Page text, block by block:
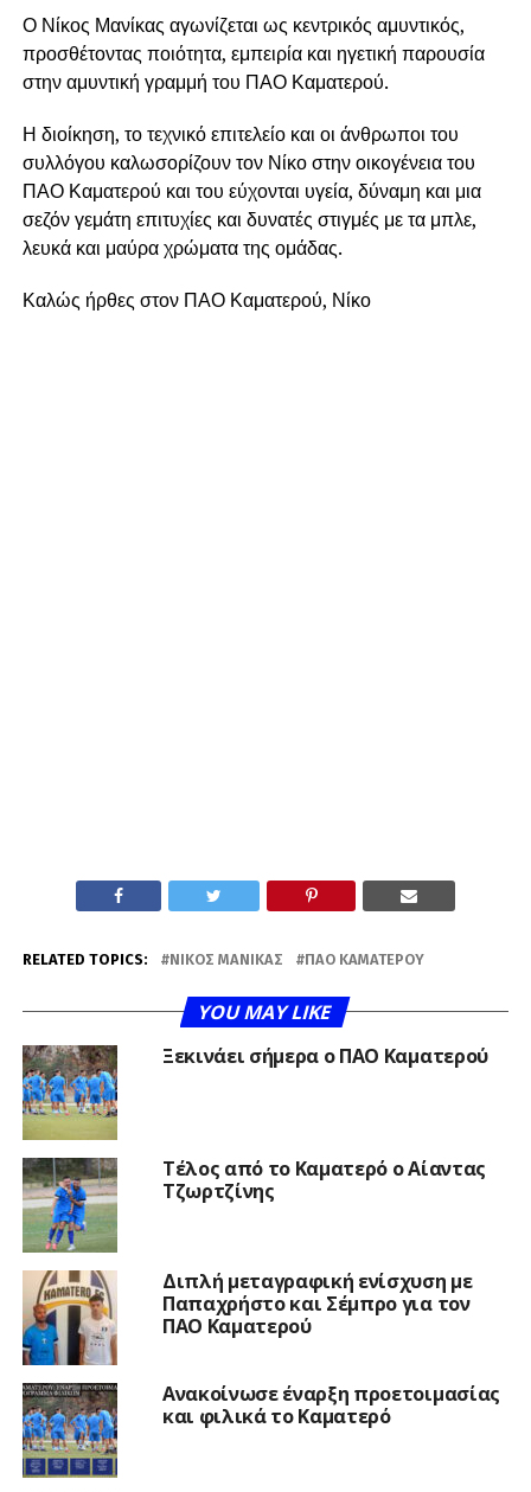
Ο Νίκος Μανίκας αγωνίζεται ως κεντρικός αμυντικός,
προσθέτοντας ποιότητα, εμπειρία και ηγετική παρουσία
στην αμυντική γραμμή του ΠΑΟ Καματερού.
Η διοίκηση, το τεχνικό επιτελείο και οι άνθρωποι του
συλλόγου καλωσορίζουν τον Νίκο στην οικογένεια του
ΠΑΟ Καματερού και του εύχονται υγεία, δύναμη και μια
σεζόν γεμάτη επιτυχίες και δυνατές στιγμές με τα μπλε,
λευκά και μαύρα χρώματα της ομάδας.
Καλώς ήρθες στον ΠΑΟ Καματερού, Νίκο
RELATED TOPICS: ΝΊΚΟΣ ΜΑΝΊΚΑΣ ΠΑΟ ΚΑΜΑΤΕΡΟΎ
YOU MAY LIKE
Ξεκινάει σήμερα ο ΠΑΟ Καματερού
Τέλος από το Καματερό ο Αίαντας
Τζωρτζίνης
Διπλή μεταγραφική ενίσχυση με
Παπαχρήστο και Σέμπρο για τον
ΠΑΟ Καματερού
Ανακοίνωσε έναρξη προετοιμασίας
και φιλικά το Καματερό